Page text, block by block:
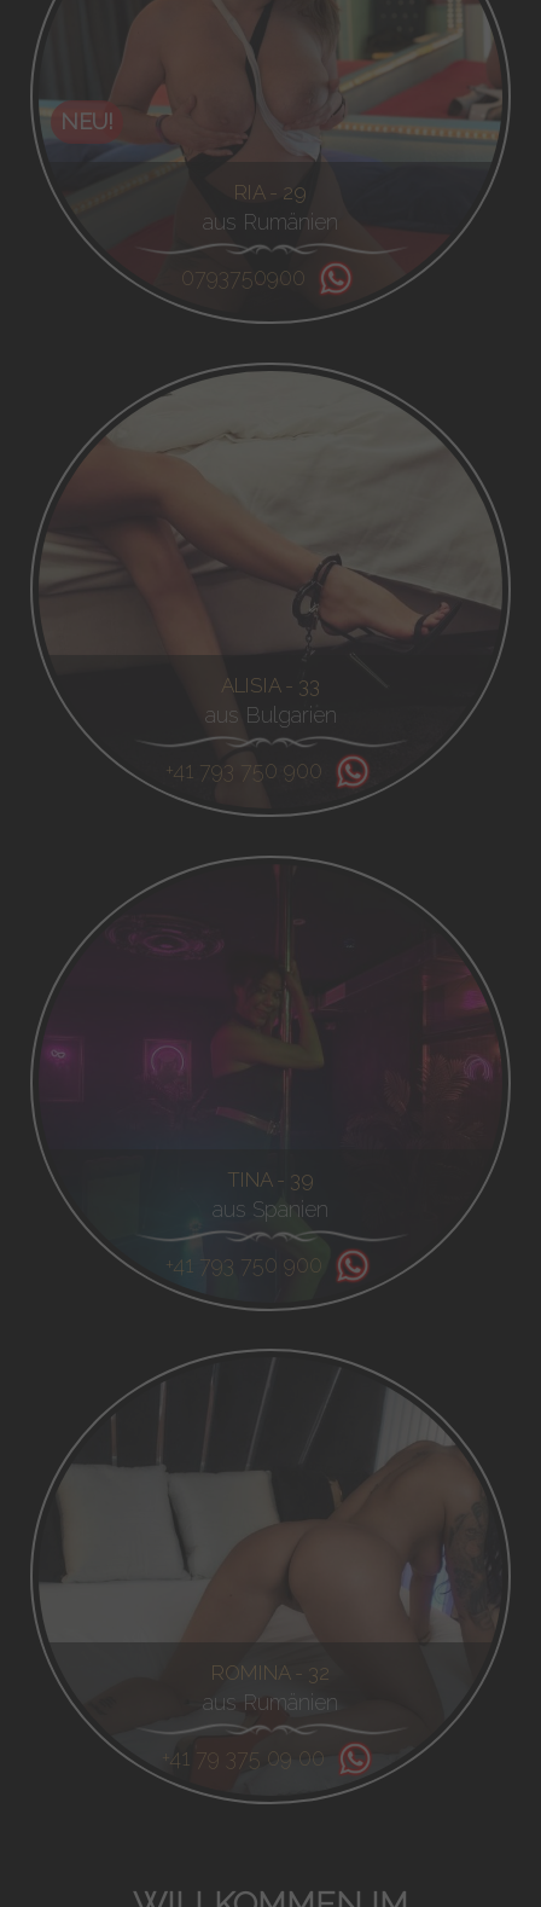
NEU!
RIA - 29
aus Rumänien
0793750900
ALISIA - 33
aus Bulgarien
+41 793 750 900
TINA - 39
aus Spanien
+41 793 750 900
ROMINA - 32
aus Rumänien
+41 79 375 09 00